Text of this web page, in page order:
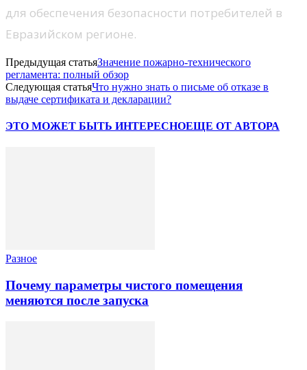
для обеспечения безопасности потребителей в
Евразийском регионе.
Предыдущая статьяЗначение пожарно-технического
регламента: полный обзор
Следующая статьяЧто нужно знать о письме об отказе в
выдаче сертификата и декларации?
ЭТО МОЖЕТ БЫТЬ ИНТЕРЕСНОЕЩЕ ОТ АВТОРА
Разное
Почему параметры чистого помещения
меняются после запуска